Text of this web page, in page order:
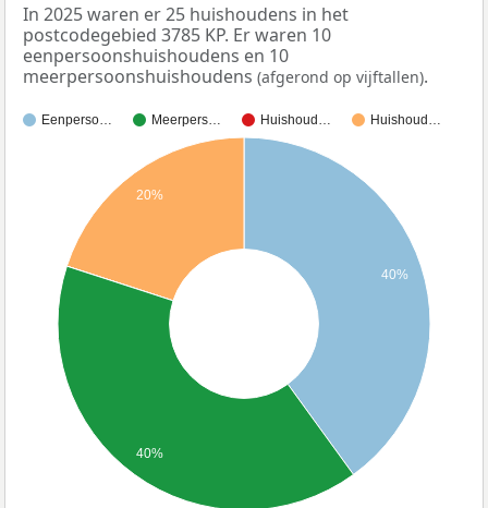
In 2025 waren er 25 huishoudens in het
postcodegebied 3785 KP. Er waren 10
eenpersoonshuishoudens en 10
meerpersoonshuishoudens (afgerond op vijftallen).
Eenperso… Meerpers… Huishoud… Huishoud…
40%
20%
40%